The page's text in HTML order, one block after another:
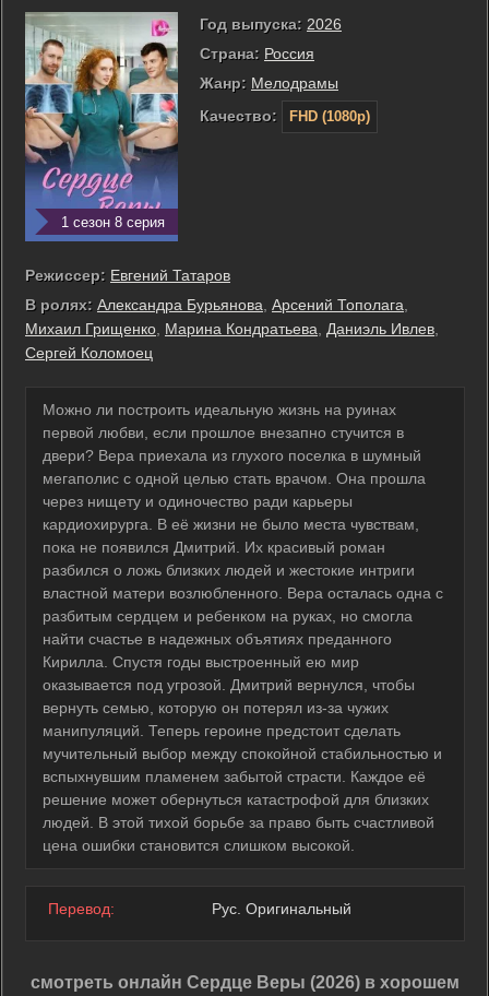
1 сезон 8 серия
Год выпуска: 2026
Страна: Россия
Жанр: Мелодрамы
Качество:
FHD (1080p)
Режиссер: Евгений Татаров
В ролях: Александра Бурьянова Арсений Тополага
Михаил Грищенко Марина Кондратьева Даниэль Ивлев
Сергей Коломоец
Можно ли построить идеальную жизнь на руинах
первой любви, если прошлое внезапно стучится в
двери? Вера приехала из глухого поселка в шумный
мегаполис с одной целью стать врачом. Она прошла
через нищету и одиночество ради карьеры
кардиохирурга. В её жизни не было места чувствам,
пока не появился Дмитрий. Их красивый роман
разбился о ложь близких людей и жестокие интриги
властной матери возлюбленного. Вера осталась одна с
разбитым сердцем и ребенком на руках, но смогла
найти счастье в надежных объятиях преданного
Кирилла. Спустя годы выстроенный ею мир
оказывается под угрозой. Дмитрий вернулся, чтобы
вернуть семью, которую он потерял из-за чужих
манипуляций. Теперь героине предстоит сделать
мучительный выбор между спокойной стабильностью и
вспыхнувшим пламенем забытой страсти. Каждое её
решение может обернуться катастрофой для близких
людей. В этой тихой борьбе за право быть счастливой
цена ошибки становится слишком высокой.
Перевод: Рус. Оригинальный
смотреть онлайн Сердце Веры (2026) в хорошем